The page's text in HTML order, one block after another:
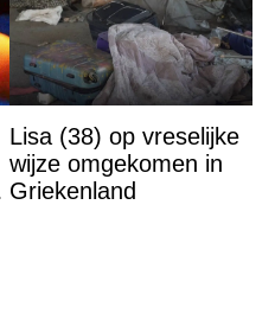
Lisa (38) op vreselijke
wijze omgekomen in
Griekenland